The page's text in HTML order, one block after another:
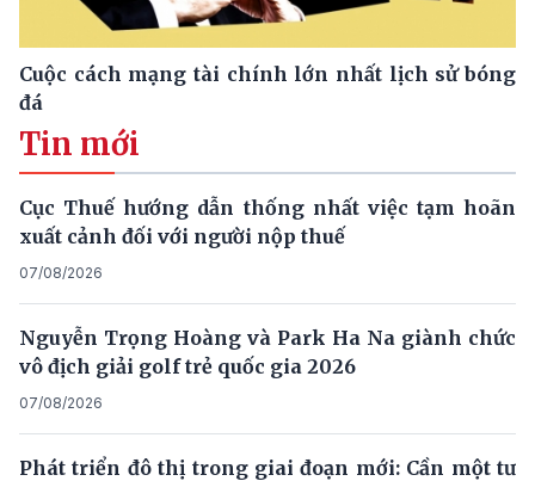
Cuộc cách mạng tài chính lớn nhất lịch sử bóng
đá
Tin mới
Cục Thuế hướng dẫn thống nhất việc tạm hoãn
xuất cảnh đối với người nộp thuế
07/08/2026
Nguyễn Trọng Hoàng và Park Ha Na giành chức
vô địch giải golf trẻ quốc gia 2026
07/08/2026
Phát triển đô thị trong giai đoạn mới: Cần một tư